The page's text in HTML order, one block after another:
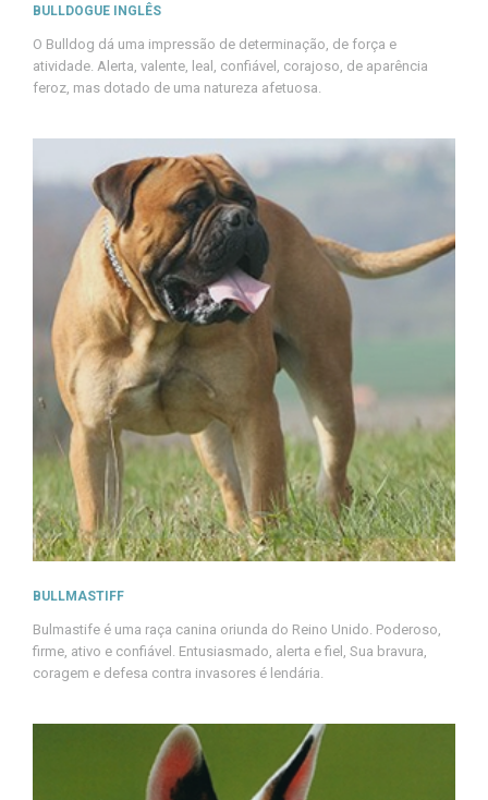
BULLDOGUE INGLÊS
O Bulldog dá uma impressão de determinação, de força e
atividade. Alerta, valente, leal, confiável, corajoso, de aparência
feroz, mas dotado de uma natureza afetuosa.
BULLMASTIFF
Bulmastife é uma raça canina oriunda do Reino Unido. Poderoso,
firme, ativo e confiável. Entusiasmado, alerta e fiel, Sua bravura,
coragem e defesa contra invasores é lendária.